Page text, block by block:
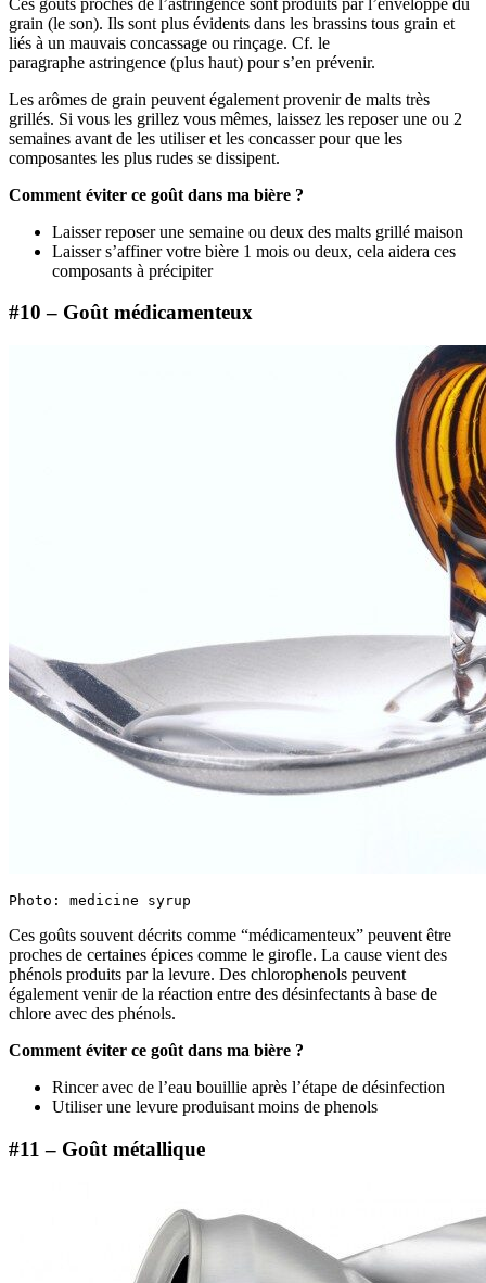
grain (le son). Ils sont plus évidents dans les brassins tous grain et
liés à un mauvais concassage ou rinçage. Cf. le
paragraphe astringence (plus haut) pour s’en prévenir.
Les arômes de grain peuvent également provenir de malts très
grillés. Si vous les grillez vous mêmes, laissez les reposer une ou 2
semaines avant de les utiliser et les concasser pour que les
composantes les plus rudes se dissipent.
Comment éviter ce goût dans ma bière ?
Laisser reposer une semaine ou deux des malts grillé maison
Laisser s’affiner votre bière 1 mois ou deux, cela aidera ces
composants à précipiter
#10 – Goût médicamenteux
Photo: medicine syrup
Ces goûts souvent décrits comme “médicamenteux” peuvent être
proches de certaines épices comme le girofle. La cause vient des
phénols produits par la levure. Des chlorophenols peuvent
également venir de la réaction entre des désinfectants à base de
chlore avec des phénols.
Comment éviter ce goût dans ma bière ?
Rincer avec de l’eau bouillie après l’étape de désinfection
Utiliser une levure produisant moins de phenols
#11 – Goût métallique